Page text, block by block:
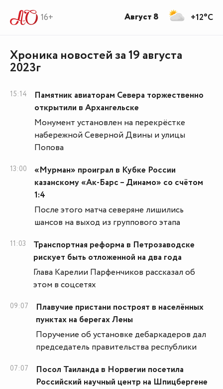
16+
Хроника новостей за 19 августа
2023г
15:14
Памятник авиаторам Севера торжественно
открытили в Архангельске
Монумент установлен на перекрёстке
набережной Северной Двины и улицы
Попова
13:00
«Мурман» проиграл в Кубке России
казанскому «Ак-Барс – Динамо» со счётом
1:4
После этого матча северяне лишились
шансов на выход из группового этапа
11:03
Транспортная реформа в Петрозаводске
рискует быть отложенной на два года
Глава Карелии Парфенчиков рассказал об
этом в соцсетях
09:07
Плавучие пристани построят в населённых
пунктах на берегах Лены
Поручение об установке дебаркадеров дал
председатель правительства республики
07:07
Посол Таиланда в Норвегии посетила
Российский научный центр на Шпицбергене
+12°C
Август 8